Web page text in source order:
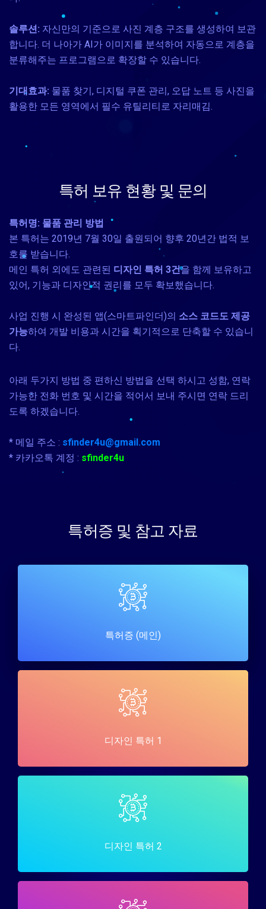
솔루션: 자신만의 기준으로 사진 계층 구조를 생성하여 보관
합니다. 더 나아가 AI가 이미지를 분석하여 자동으로 계층을
분류해주는 프로그램으로 확장할 수 있습니다.
기대효과: 물품 찾기, 디지털 쿠폰 관리, 오답 노트 등 사진을
활용한 모든 영역에서 필수 유틸리티로 자리매김.
특허 보유 현황 및 문의
특허명: 물품 관리 방법
본 특허는 2019년 7월 30일 출원되어 향후 20년간 법적 보
호를 받습니다.
메인 특허 외에도 관련된 디자인 특허 3건을 함께 보유하고
있어, 기능과 디자인적 권리를 모두 확보했습니다.
사업 진행 시 완성된 앱(스마트파인더)의 소스 코드도 제공
가능하여 개발 비용과 시간을 획기적으로 단축할 수 있습니
다.
아래 두가지 방법 중 편하신 방법을 선택 하시고 성함, 연락
가능한 전화 번호 및 시간을 적어서 보내 주시면 연락 드리
도록 하겠습니다.
* 메일 주소 : sfinder4u@gmail.com
* 카카오톡 계정 : sfinder4u
특허증 및 참고 자료
특허증 (메인)
디자인 특허 1
디자인 특허 2